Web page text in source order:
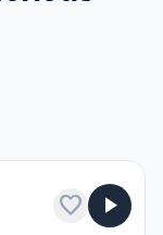
favorite play_arrow